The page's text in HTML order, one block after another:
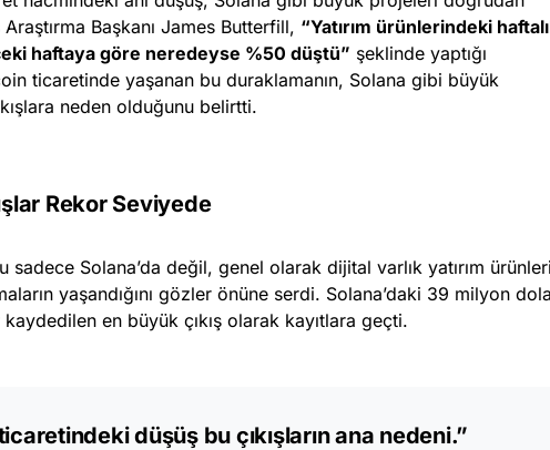
Başkanı James Butterfill, “Yatırım ürünlerindeki
haftaya göre neredeyse %50 düştü” şeklinde yaptığı
ticaretinde yaşanan bu duraklamanın, Solana gibi büyük
neden olduğunu belirtti.
Rekor Seviyede
sadece Solana’da değil, genel olarak dijital varlık yatırım
yaşandığını gözler önüne serdi. Solana’daki 39 milyon
kaydedilen en büyük çıkış olarak kayıtlara geçti.
düşüş bu çıkışların ana nedeni.”